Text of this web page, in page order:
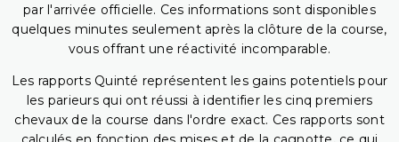
par l'arrivée officielle. Ces informations sont disponibles
quelques minutes seulement après la clôture de la course,
vous offrant une réactivité incomparable.
Les rapports Quinté représentent les gains potentiels pour
les parieurs qui ont réussi à identifier les cinq premiers
chevaux de la course dans l'ordre exact. Ces rapports sont